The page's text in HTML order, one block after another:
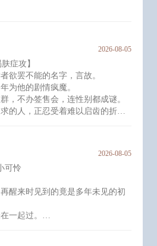
权势滔天的男人面前。
存在，冷漠，强势，人人巴结，
家族。”
+100，刻薄+1，
2026-08-05
症攻】
欲罢不能的名字，言故。
为他的剧情疯魔。
，不办签售会，连性别都成谜。
的人，正忍受着难以启齿的折
格使然，现实里他连指尖相碰都
闻舟的画师的微博，从那些暧昧
魂深处的焦灼与空虚。
，
2026-08-05
可怜
醒来时见到的竟是多年未见的初
一起过。